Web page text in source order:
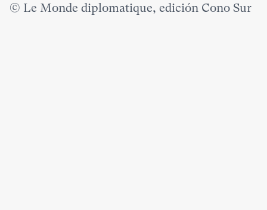
© Le Monde diplomatique, edición Cono Sur